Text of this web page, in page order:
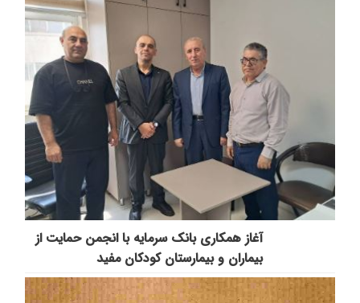
آغاز همکاری بانک سرمایه با انجمن حمایت از
بیماران و بیمارستان کودکان مفید